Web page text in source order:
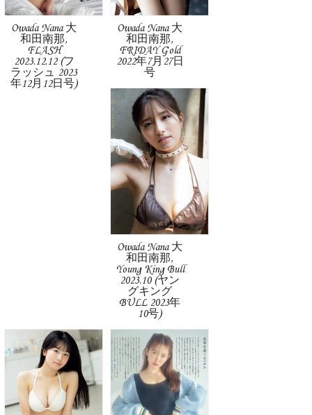
Owada Nana 大
和田南那,
FLASH
2023.12.12 (フ
ラッシュ 2023
年12月12日号)
Owada Nana 大
和田南那,
FRIDAY Gold
2022年7月27日
号
Owada Nana 大
和田南那,
Young King Bull
2023.10 (ヤン
グキング
BULL 2023年
10号)